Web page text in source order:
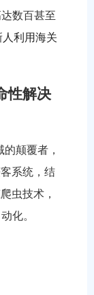
数百甚至
利用海关
性解决
颠覆者，
系统，结
虫技术，
化。